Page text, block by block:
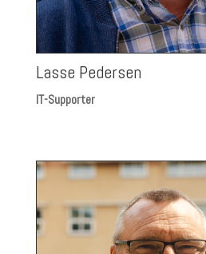
Lasse Pedersen
IT-Supporter